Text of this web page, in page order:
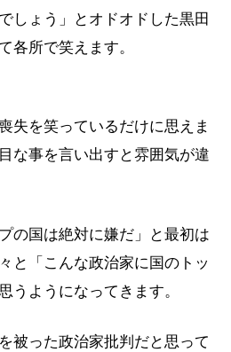
しょう」とオドオドした黒田
各所で笑えます。
失を笑っているだけに思えま
な事を言い出すと雰囲気が違
の国は絶対に嫌だ」と最初は
と「こんな政治家に国のトッ
うようになってきます。
被った政治家批判だと思って